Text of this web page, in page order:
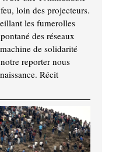
loin des projecteurs.
les fumerolles
des réseaux
de solidarité
reporter nous
Récit